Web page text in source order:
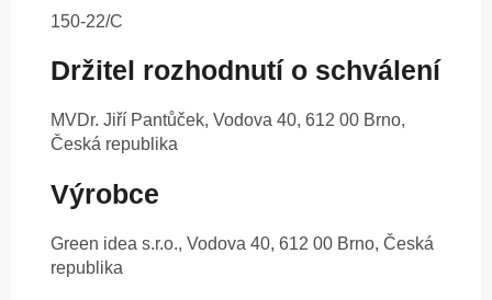
150-22/C
Držitel rozhodnutí o schválení
MVDr. Jiří Pantůček, Vodova 40, 612 00 Brno,
Česká republika
Výrobce
Green idea s.r.o., Vodova 40, 612 00 Brno, Česká
republika